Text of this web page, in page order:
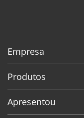
Empresa
Produtos
Apresentou